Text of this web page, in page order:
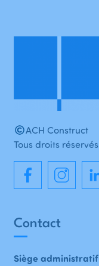
Contact
Siège administratif
ACH Construct
Tous droits réservés